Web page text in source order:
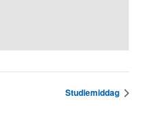
Studiemiddag